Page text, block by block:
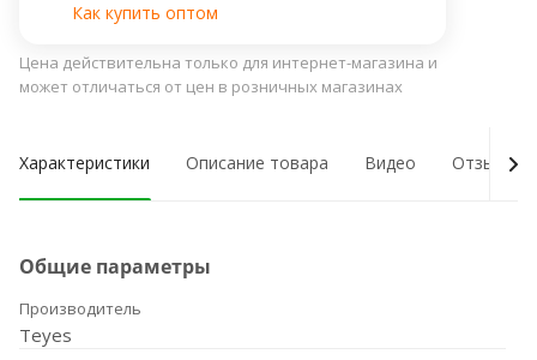
Как купить оптом
Цена действительна только для интернет-магазина и
может отличаться от цен в розничных магазинах
Характеристики Описание товара Видео Отзывы о
Общие параметры
Производитель
Teyes